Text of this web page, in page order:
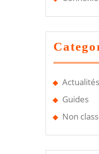
Actualités
Guides
Non